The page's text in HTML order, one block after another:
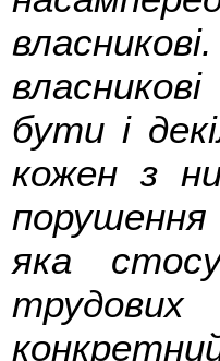
бути і
кожен з
порушення
яка
трудових